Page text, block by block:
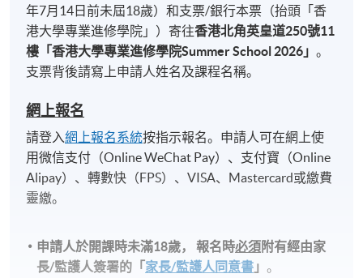
年7月14日前未屆18歲）和支票/銀行本票（抬頭「香
港大學專業進修學院」）寄往香港北角英皇道250號11
樓「香港大學專業進修學院Summer School 2026 」。
支票背後請寫上申請人姓名及課程名稱。
網上報名
請登入網上報名系統按指示報名。申請人可在網上使
用微信支付（Online WeChat Pay）、支付寶（Online
Alipay）、轉數快（FPS）、VISA、Mastercard或繳費
靈繳。
申請人於開課時未滿18歲​， 報名時必須附有經由家
長/監護人簽署的「 家長/監護人同意書 」。